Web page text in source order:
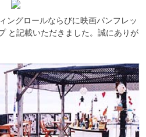
ングロールならびに映画パンフレッ
と記載いただきました。誠にありが